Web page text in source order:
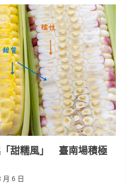
甜糯風」 臺南場積極
月 6 日